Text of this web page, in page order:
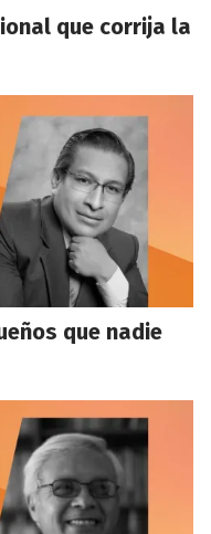
que corrija la
que nadie